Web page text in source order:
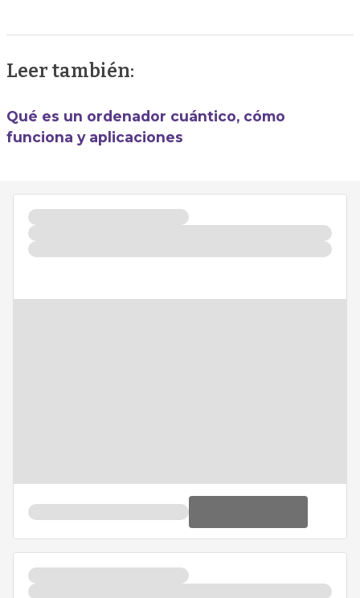
Leer también:
Qué es un ordenador cuántico, cómo
funciona y aplicaciones